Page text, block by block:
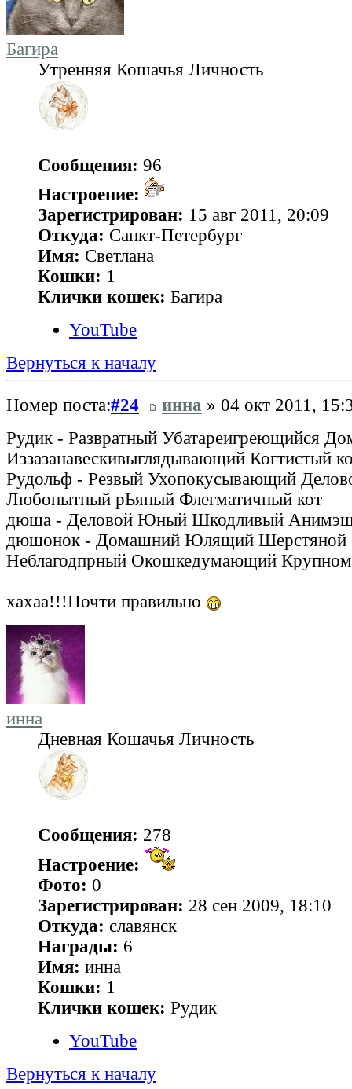
Багира
Утренняя Кошачья Личность
Сообщения: 96
Настроение:
Зарегистрирован: 15 авг 2011, 20:09
Откуда: Санкт-Петербург
Имя: Светлана
Кошки: 1
Клички кошек: Багира
YouTube
Вернуться к началу
Номер поста:#24 инна » 04 окт 2011,
Рудик - Развратный Убатареигреющийся
Иззазанавескивыглядывающий Когтистый
Рудольф - Резвый Ухопокусывающий
Любопытный рЬяный Флегматичный кот
дюша - Деловой Юный Шкодливый
дюшонок - Домашний Юлящий Шерстяной
Неблагодпрный Окошкедумающий
хахаа!!!Почти правильно
инна
Дневная Кошачья Личность
Сообщения: 278
Настроение:
Фото: 0
Зарегистрирован: 28 сен 2009, 18:10
Откуда: славянск
Награды: 6
Имя: инна
Кошки: 1
Клички кошек: Рудик
YouTube
Вернуться к началу